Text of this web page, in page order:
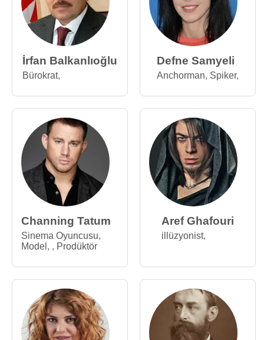
İrfan Balkanlıoğlu
Bürokrat,
Defne Samyeli
Anchorman, Spiker,
Channing Tatum
Sinema Oyuncusu,
Model , , Prodüktör
Aref Ghafouri
illüzyonist,